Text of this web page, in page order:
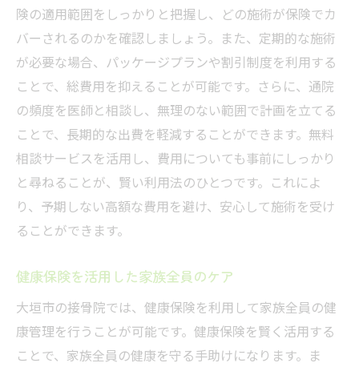
険の適用範囲をしっかりと把握し、どの施術が保険でカ
バーされるのかを確認しましょう。また、定期的な施術
が必要な場合、パッケージプランや割引制度を利用する
ことで、総費用を抑えることが可能です。さらに、通院
の頻度を医師と相談し、無理のない範囲で計画を立てる
ことで、長期的な出費を軽減することができます。無料
相談サービスを活用し、費用についても事前にしっかり
と尋ねることが、賢い利用法のひとつです。これによ
り、予期しない高額な費用を避け、安心して施術を受け
ることができます。
健康保険を活用した家族全員のケア
大垣市の接骨院では、健康保険を利用して家族全員の健
康管理を行うことが可能です。健康保険を賢く活用する
ことで、家族全員の健康を守る手助けになります。ま